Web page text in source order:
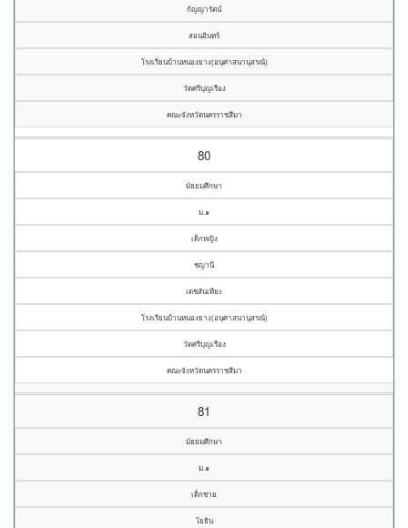
กัญญารัตน์
สอนอินทร์
โรงเรียนบ้านหนองยาง(อนุศาสนานุสรณ์)
วัดศรีบุญเรือง
คณะจังหวัดนครราชสีมา
80
มัธยมศึกษา
ม.๑
เด็กหญิง
ชญานี
เดชสันเทียะ
โรงเรียนบ้านหนองยาง(อนุศาสนานุสรณ์)
วัดศรีบุญเรือง
คณะจังหวัดนครราชสีมา
81
มัธยมศึกษา
ม.๑
เด็กชาย
โยธิน